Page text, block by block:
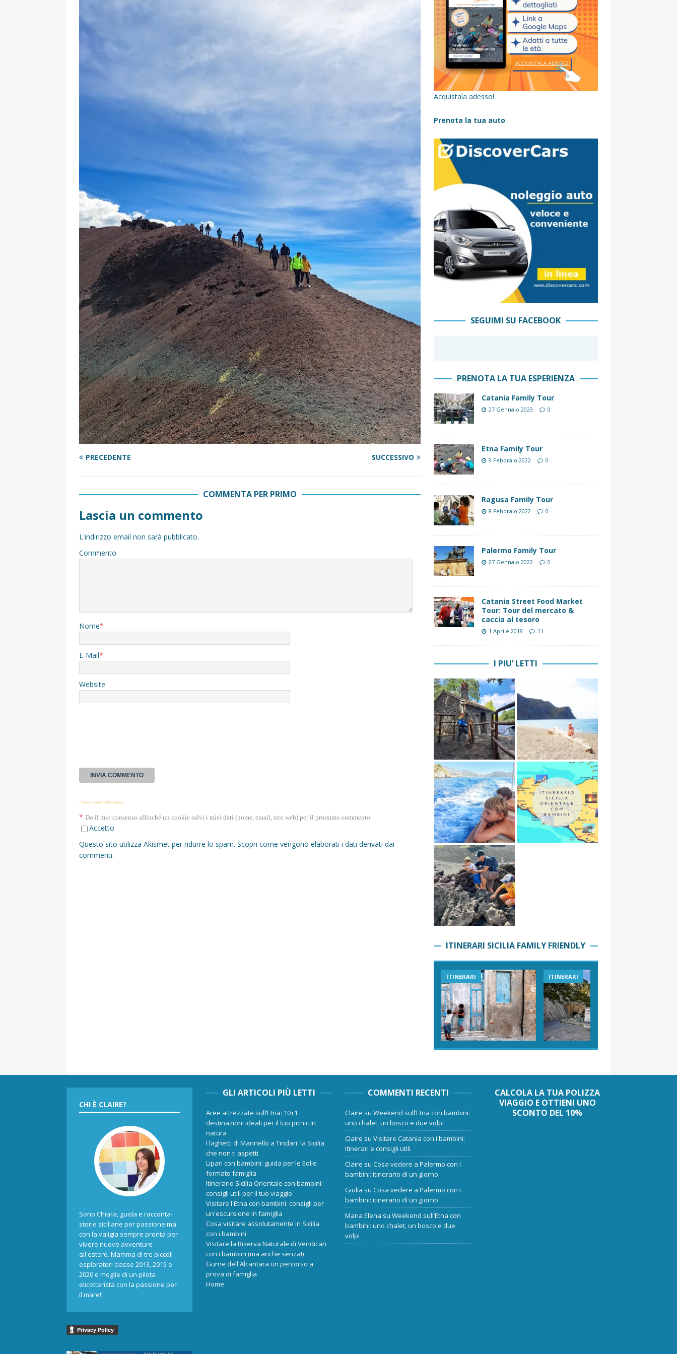
PARCHI NATURALI E AREE PICNIC
[ 17 Settembre 2023 ]
Vendemmia con i bambini in Sicilia, dove andare?
Visitare la Fiumara d’Arte con i bambini, quando la natura incontra l’arte
[ 20 Marzo 2022 ]
Cosa fare in Sicilia con i bambini: mare, attività e tour a prova di famiglia
PRECEDENTE SUCCESSIVO
COMMENTA PER PRIMO
Lascia un commento
L'indirizzo email non sarà pubblicato.
Commento
Nome*
E-Mail*
Website
* Questa casella GDPR è richiesta
* Do il mio consenso affinché un cookie salvi i miei dati (nome, email, sito web) per il prossimo commento.
Accetto
Questo sito utilizza Akismet per ridurre lo spam. Scopri come vengono elaborati i dati derivati dai
commenti.
Acquistala adesso!
Prenota la tua auto
SEGUIMI SU FACEBOOK
PRENOTA LA TUA ESPERIENZA
Catania Family Tour
27 Gennaio 2023 0
Etna Family Tour
9 Febbraio 2022 0
Ragusa Family Tour
8 Febbraio 2022 0
Palermo Family Tour
27 Gennaio 2022 0
Catania Street Food Market
Tour: Tour del mercato &
caccia al tesoro
1 Aprile 2019 11
I PIU’ LETTI
ITINERARI SICILIA FAMILY FRIENDLY
ITINERARI ITINERARI
CHI È CLAIRE?
Sono Chiara, guida e racconta-
storie siciliane per passione ma
con la valigia sempre pronta per
vivere nuove avventure
all'estero. Mamma di tre piccoli
esploratori classe 2013, 2015 e
2020 e moglie di un pilota
elicotterista con la passione per
il mare!
GLI ARTICOLI PIÙ LETTI
Aree attrezzate sull’Etna: 10+1
destinazioni ideali per il tuo picnic in
natura
I laghetti di Marinello a Tindari: la Sicilia
che non ti aspetti
Lipari con bambini: guida per le Eolie
formato famiglia
Itinerario Sicilia Orientale con bambini:
consigli utili per il tuo viaggio
Visitare l'Etna con bambini: consigli per
un'escursione in famiglia
Cosa visitare assolutamente in Sicilia
con i bambini
Visitare la Riserva Naturale di Vendicari
con i bambini (ma anche senza!)
Gurne dell'Alcantara un percorso a
prova di famiglia
Home
COMMENTI RECENTI
Claire suWeekend sull’Etna con bambini:
uno chalet, un bosco e due volpi
Claire suVisitare Catania con i bambini:
itinerari e consigli utili
Claire suCosa vedere a Palermo con i
bambini: itinerario di un giorno
Giulia suCosa vedere a Palermo con i
bambini: itinerario di un giorno
Maria Elena suWeekend sull’Etna con
bambini: uno chalet, un bosco e due
volpi
CALCOLA LA TUA POLIZZA
VIAGGIO E OTTIENI UNO
SCONTO DEL 10%